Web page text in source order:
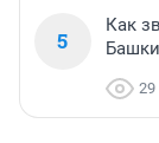
5
Как
29